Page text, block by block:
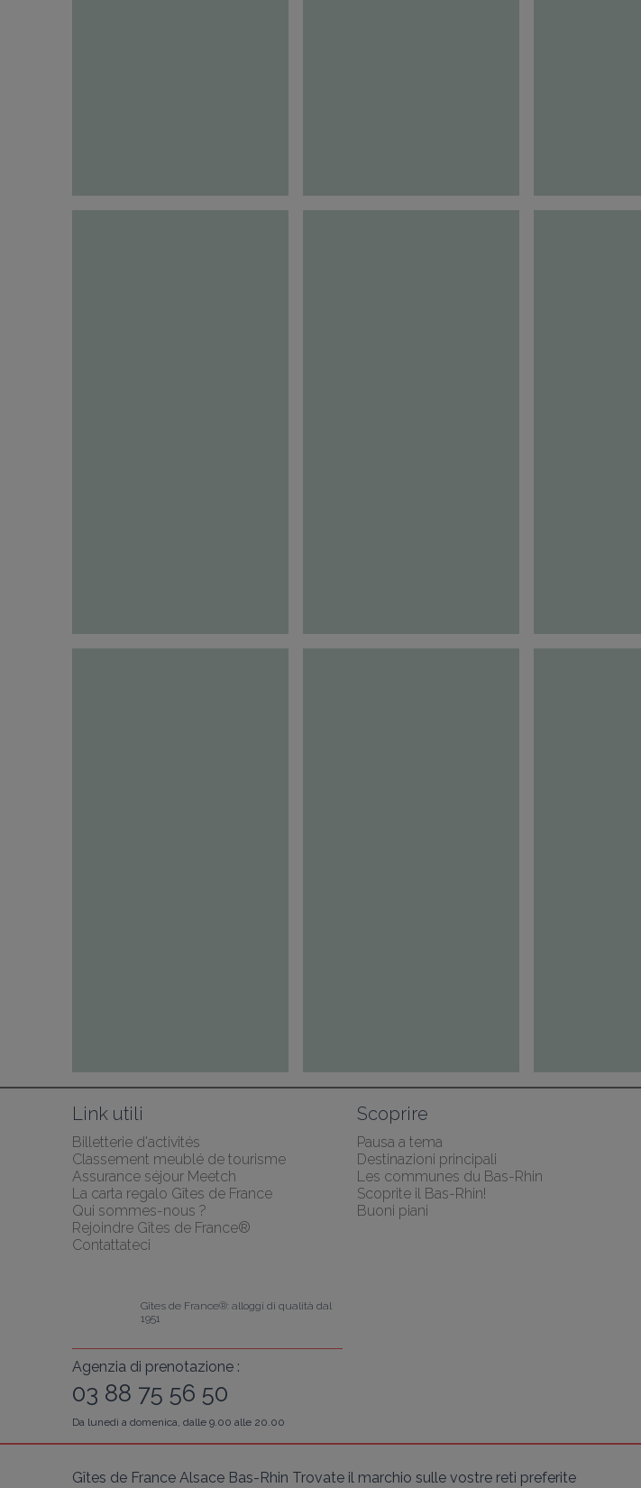
Link utili
Billetterie d'activités
Classement meublé de tourisme
Assurance séjour Meetch
La carta regalo Gîtes de France
Qui sommes-nous ?
Rejoindre Gîtes de France®
Contattateci
Scoprire
Pausa a tema
Destinazioni principali
Les communes du Bas-Rhin
Scoprite il Bas-Rhin!
Buoni piani
Gîtes de France®: alloggi di qualità dal
1951
Agenzia di prenotazione :
03 88 75 56 50
Da lunedì a domenica, dalle 9.00 alle 20.00
Gîtes de France Alsace Bas-Rhin Trovate il marchio sulle vostre reti preferite